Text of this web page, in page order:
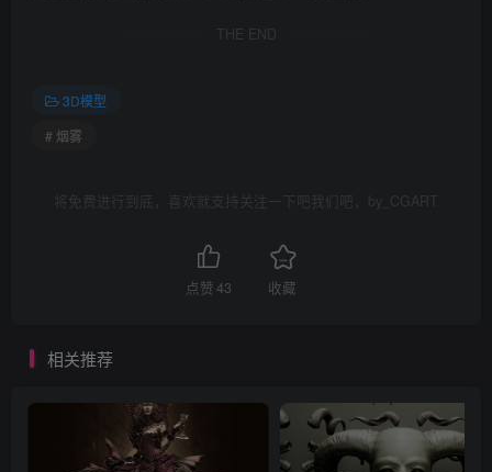
THE END
3D模型
# 烟雾
将免费进行到底，喜欢就支持关注一下吧我们吧，by_CGART
点赞43 收藏
相关推荐